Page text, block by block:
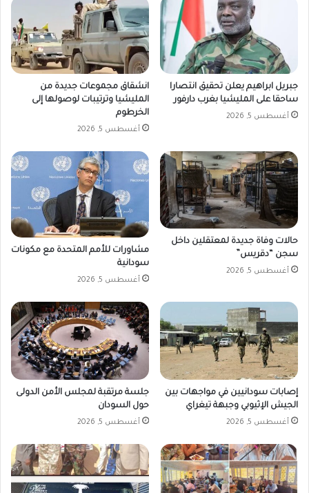
جبريل ابراهيم يعلن تحقيق انتصارا
ساحقا على المليشيا بغرب دارفور
أغسطس 5, 2026
انشقاق مجموعات جديدة من
المليشيا وترتيبات لوصولها إلى
الخرطوم
أغسطس 5, 2026
حالات وفاة جديدة لمعتقلين داخل
سجن “دقريس”
أغسطس 5, 2026
مشاورات للأمم المتحدة مع مكونات
سودانية
أغسطس 5, 2026
إصابات سودانيين في مواجهات بين
الجيش الإثيوبي وجبهة تيغراي
أغسطس 5, 2026
جلسة مرتقبة لمجلس الأمن الدولى
حول السودان
أغسطس 5, 2026